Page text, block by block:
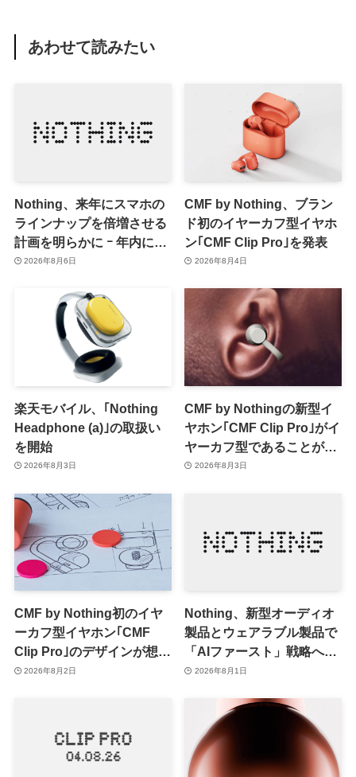
あわせて読みたい
Nothing、来年にスマホの
ラインナップを倍増させる
計画を明らかに ｰ 年内には
更なる新製品も投入へ
2026年8月6日
CMF by Nothing、ブラン
ド初のイヤーカフ型イヤホ
ン｢CMF Clip Pro｣を発表
2026年8月4日
楽天モバイル、｢Nothing
Headphone (a)｣の取扱い
を開始
2026年8月3日
CMF by Nothingの新型イ
ヤホン｢CMF Clip Pro｣がイ
ヤーカフ型であることが確
認される
2026年8月3日
CMF by Nothing初のイヤ
ーカフ型イヤホン｢CMF
Clip Pro｣のデザインが想像
出来るティザー画像公開
2026年8月2日
Nothing、新型オーディオ
製品とウェアラブル製品で
「AIファースト」戦略へ移
行か ｰ 第1弾製品は8〜9月
2026年8月1日